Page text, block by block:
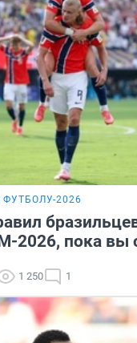
2026
2026, пока вы
1 250 1